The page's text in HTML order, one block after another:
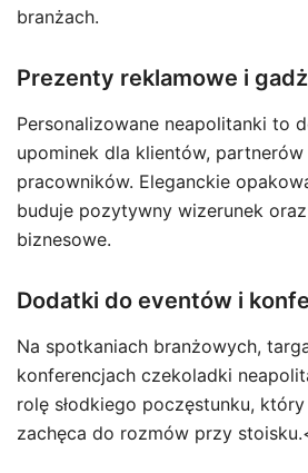
branżach.
Prezenty reklamowe i
Personalizowane neapolitanki to
upominek dla klientów,
pracowników. Eleganckie
buduje pozytywny wizerunek
biznesowe.
Dodatki do eventów i
Na spotkaniach branżowych,
konferencjach czekoladki
rolę słodkiego poczęstunku,
zachęca do rozmów przy